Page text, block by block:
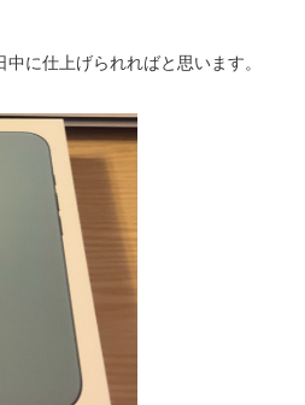
に仕上げられればと思います。